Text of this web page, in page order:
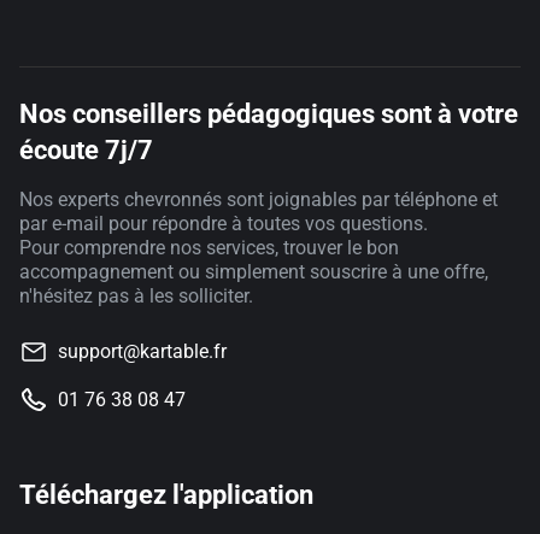
Nos conseillers pédagogiques sont à votre
écoute 7j/7
Nos experts chevronnés sont joignables par téléphone et
par e-mail pour répondre à toutes vos questions.
Pour comprendre nos services, trouver le bon
accompagnement ou simplement souscrire à une offre,
n'hésitez pas à les solliciter.
support@kartable.fr
01 76 38 08 47
Téléchargez l'application